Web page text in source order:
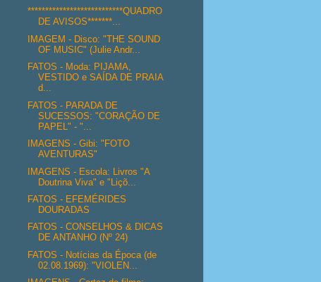
***************************QUADRO
DE AVISOS*******...
IMAGEM - Disco: "THE SOUND
OF MUSIC" (Julie Andr...
FATOS - Moda: PIJAMA,
VESTIDO e SAÍDA DE PRAIA
d...
FATOS - PARADA DE
SUCESSOS: "CORAÇÃO DE
PAPEL" - "...
IMAGENS - Gibi: "FOTO
AVENTURAS"
IMAGENS - Escola: Livros "A
Doutrina Viva" e "Liçõ...
FATOS - EFEMÉRIDES
DOURADAS
FATOS - CONSELHOS & DICAS
DE ANTANHO (Nº 24)
FATOS - Notícias da Época (de
02.08.1969): "VIOLEN...